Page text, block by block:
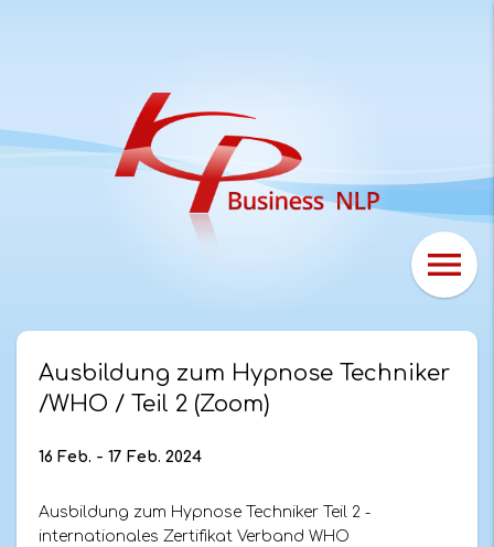
menu
Ausbildung zum Hypnose Techniker
/WHO / Teil 2 (Zoom)
16 Feb. - 17 Feb. 2024
Ausbildung zum Hypnose Techniker Teil 2 -
internationales Zertifikat Verband WHO